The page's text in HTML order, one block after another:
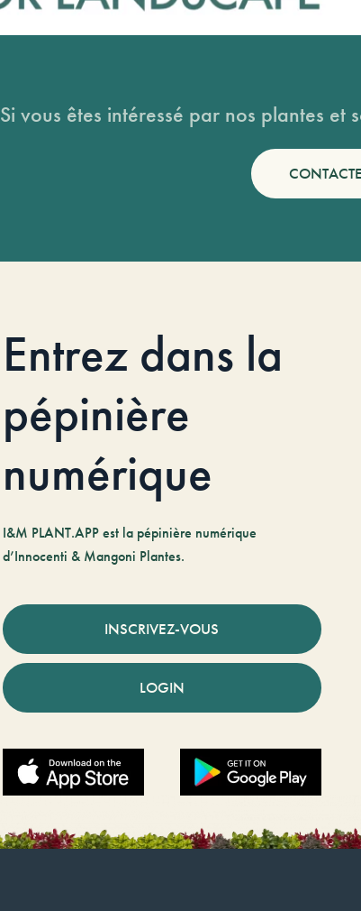
Si vous êtes intéressé par nos plantes et
Entrez dans la
pépinière
numérique
I&M PLANT.APP est la pépinière numérique
d’Innocenti & Mangoni Plantes.
INSCRIVEZ-VOUS
LOGIN